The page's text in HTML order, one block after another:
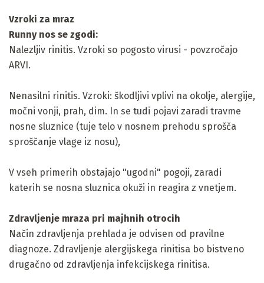
Vzroki za mraz
Runny nos se zgodi:
Nalezljiv rinitis. Vzroki so pogosto virusi - povzročajo
ARVI.
Nenasilni rinitis. Vzroki: škodljivi vplivi na okolje, alergije,
močni vonji, prah, dim. In se tudi pojavi zaradi travme
nosne sluznice (tuje telo v nosnem prehodu sprošča
sproščanje vlage iz nosu),
V vseh primerih obstajajo "ugodni" pogoji, zaradi
katerih se nosna sluznica okuži in reagira z vnetjem.
Zdravljenje mraza pri majhnih otrocih
Način zdravljenja prehlada je odvisen od pravilne
diagnoze. Zdravljenje alergijskega rinitisa bo bistveno
drugačno od zdravljenja infekcijskega rinitisa.